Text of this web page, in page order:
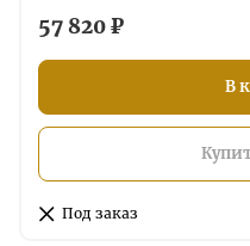
57 820 ₽
В
Под заказ